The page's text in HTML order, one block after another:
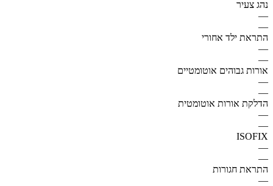
נהג צעיר
—
—
התראת ילד אחורי
—
—
אורות גבוהים אוטומטיים
—
—
הדלקת אורות אוטומטית
—
—
ISOFIX
—
—
התראת חגורות
—